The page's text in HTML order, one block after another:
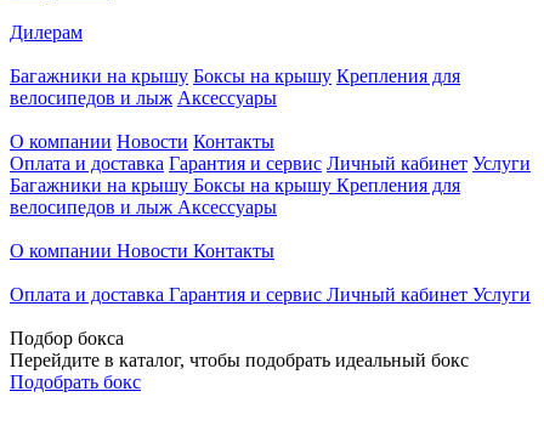
Дилерам
Багажники на крышу Боксы на крышу Крепления для
велосипедов и лыж Аксессуары
О компании Новости Контакты
Оплата и доставка Гарантия и сервис Личный кабинет Услуги
Багажники на крышу Боксы на крышу Крепления для
велосипедов и лыж Аксессуары
О компании Новости Контакты
Оплата и доставка Гарантия и сервис Личный кабинет Услуги
Подбор бокса
Перейдите в каталог, чтобы подобрать идеальный бокс
Подобрать бокс